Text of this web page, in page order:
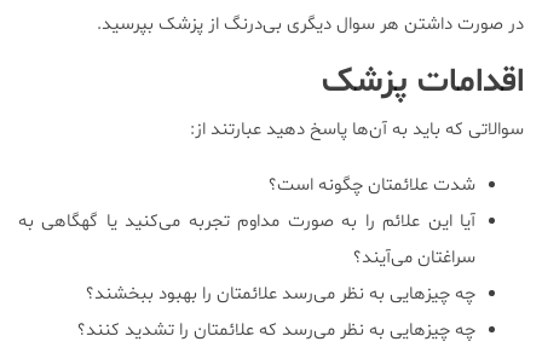
در صورت داشتن هر سوال دیگری بی‌درنگ از پزشک بپرسید.
اقدامات پزشک
سوالاتی که باید به آن‌ها پاسخ دهید عبارتند از:
شدت علائمتان چگونه است؟
آیا این علائم را به صورت مداوم تجربه می‌کنید یا گهگاهی به
سراغتان می‌آیند؟
چه چیزهایی به نظر می‌رسد علائمتان را بهبود ببخشند؟
چه چیزهایی به نظر می‌رسد که علائمتان را تشدید کنند؟